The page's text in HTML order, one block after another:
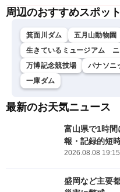
周辺のおすすめスポット
箕面川ダム 五月山動物園
生きているミュージアム ニ
万博記念競技場
パナソニ
一庫ダム
最新のお天気ニュース
富山県で1時
報・記録的短
2026.08.08 19:15
盛岡など主要